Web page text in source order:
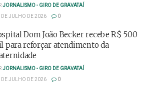
JORNALISMO - GIRO DE GRAVATAÍ
DE JULHO DE 2026
0
Dom João Becker recebe R$ 500
para reforçar atendimento da
JORNALISMO - GIRO DE GRAVATAÍ
DE JULHO DE 2026
0